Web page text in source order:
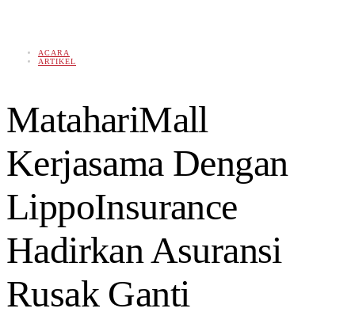
ACARA
ARTIKEL
MatahariMall
Kerjasama Dengan
LippoInsurance
Hadirkan Asuransi
Rusak Ganti